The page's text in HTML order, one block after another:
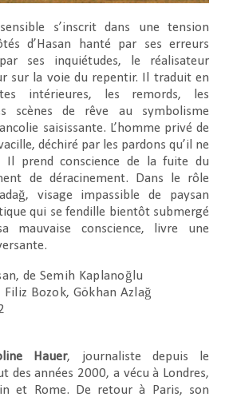
s’inscrit dans une tension
d’Hasan hanté par ses erreurs
ses inquiétudes, le réalisateur
sur la voie du repentir. Il traduit en
intérieures, les remords, les
scènes de rêve au symbolisme
saisissante. L’homme privé de
déchiré par les pardons qu’il ne
Il prend conscience de la fuite du
de déracinement. Dans le rôle
visage impassible de paysan
qui se fendille bientôt submergé
mauvaise conscience, livre une
de Semih Kaplanoğlu
Bozok, Gökhan Azlağ
Hauer, journaliste depuis le
des années 2000, a vécu à Londres,
et Rome. De retour à Paris, son